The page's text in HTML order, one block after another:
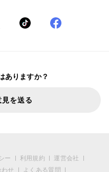
ありますか？
を送る
ー 利用規約
運営会社
せ
よくある質問